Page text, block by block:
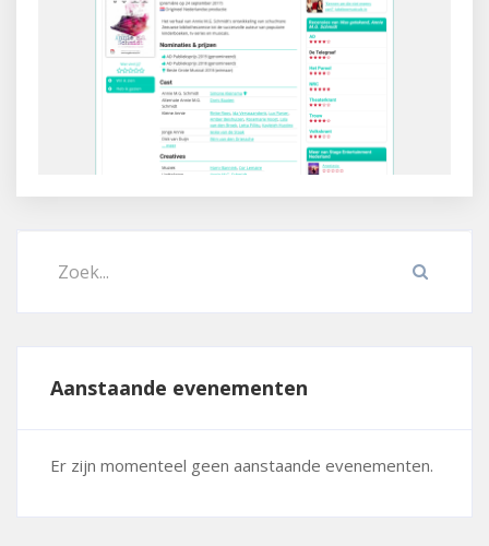
Aanstaande evenementen
Er zijn momenteel geen aanstaande evenementen.